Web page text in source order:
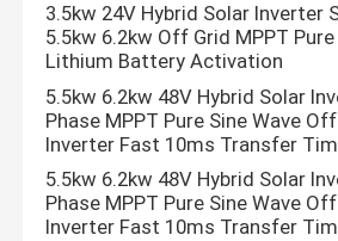
Solaroptimierer
Solarhybrid-Wechselrichter
3.5kw 24V Hybrid Solar Inverter
5.5kw 6.2kw Off Grid MPPT
Lithium Battery Activation
5.5kw 6.2kw 48V Hybrid Solar
Phase MPPT Pure Sine Wave
Inverter Fast 10ms Transfer
5.5kw 6.2kw 48V Hybrid Solar
Phase MPPT Pure Sine Wave
Inverter Fast 10ms Transfer